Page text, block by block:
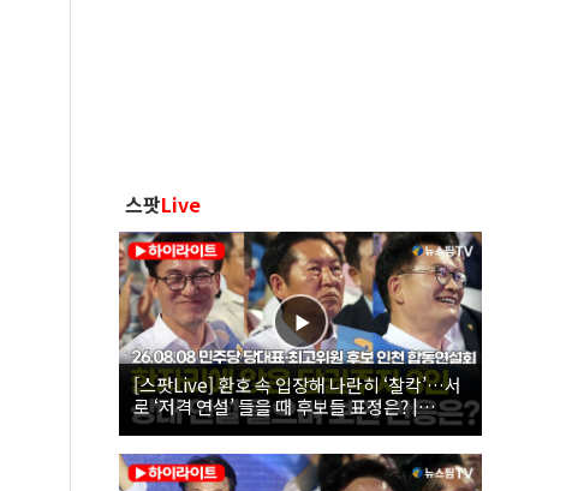
스팟Live
[스팟Live] 환호 속 입장해 나란히 ‘찰칵’…서
로 ‘저격 연설’ 들을 때 후보들 표정은? |
26.08.08 더불어민주당 당대표·최고위원 후
보 인천 합동연설회